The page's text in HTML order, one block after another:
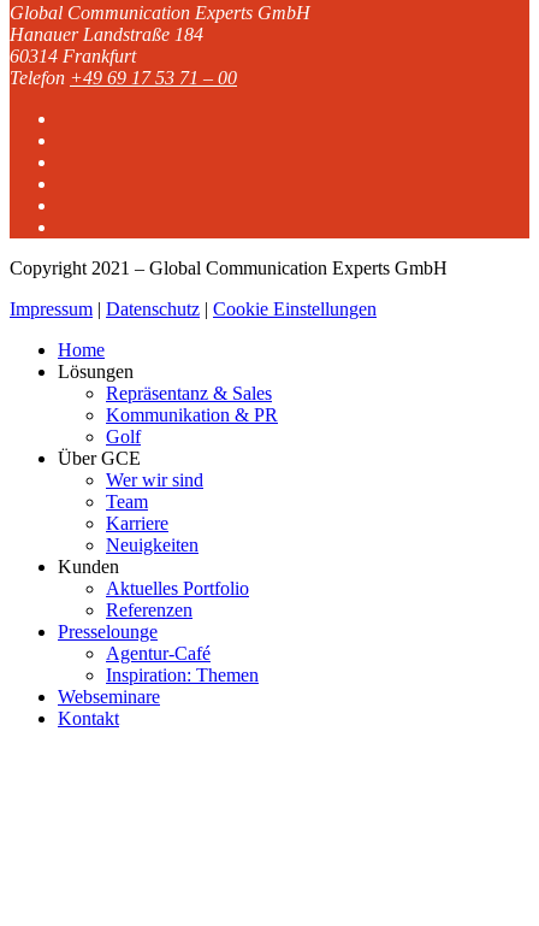
Global Communication Experts GmbH
Hanauer Landstraße 184
60314 Frankfurt
Telefon +49 69 17 53 71 – 00
Copyright 2021 – Global Communication Experts GmbH
Impressum | Datenschutz | Cookie Einstellungen
Home
Lösungen
Repräsentanz & Sales
Kommunikation & PR
Golf
Über GCE
Wer wir sind
Team
Karriere
Neuigkeiten
Kunden
Aktuelles Portfolio
Referenzen
Presselounge
Agentur-Café
Inspiration: Themen
Webseminare
Kontakt